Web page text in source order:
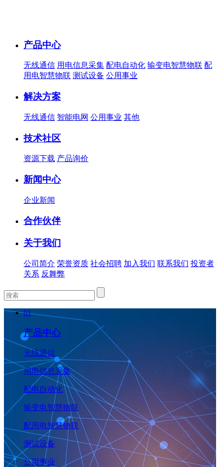
产品中心
无线通信 用电信息采集 配电自动化 输变电智慧物联 配
用电智慧物联 测试设备 公用事业
解决方案
无线通信 智能电网 公用事业 其他
技术社区
资源下载 产品询价
新闻中心
企业新闻
合作伙伴
关于我们
公司简介 荣誉资质 社会招聘 加入我们 联系我们 投资者
关系 反舞弊
01
产品中心
无线通信
用电信息采集
配电自动化
输变电智慧物联
配用电智慧物联
测试设备
公用事业